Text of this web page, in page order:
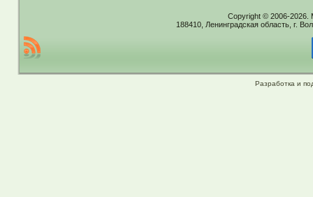
Copyright © 2006-2026.
188410, Ленинградская область, г.
Разработка и